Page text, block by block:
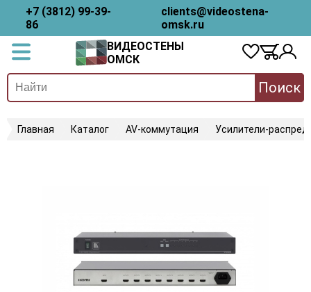
+7 (3812) 99-39-
86
clients@videostena-
omsk.ru
ВИДЕОСТЕНЫ
ОМСК
Поиск
Главная Каталог AV-коммутация Усилители-